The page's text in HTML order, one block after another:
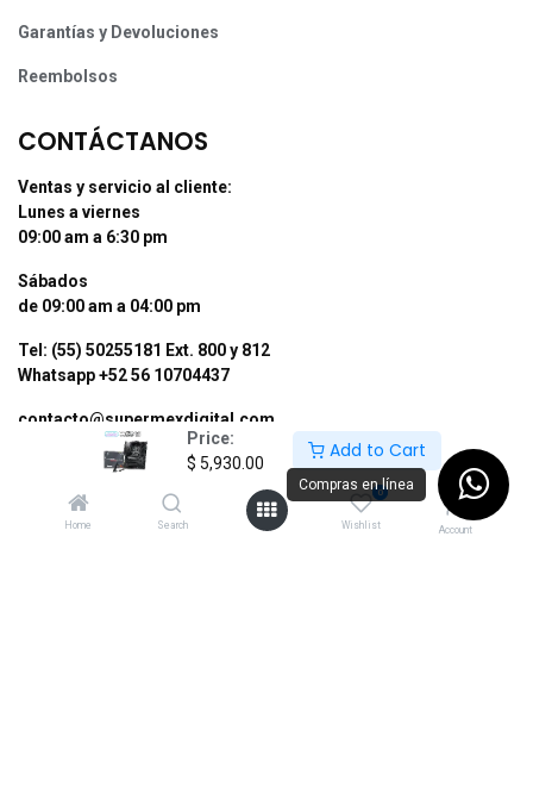
Price:
$ 5,930.00
Add to Cart
Home Search
0
Wishlist Account
Garantías y Devoluciones
Reembolsos
CONTÁCTANOS
Ventas y servicio al cliente:
Lunes a viernes
09:00 am a 6:30 pm
Sábados
de 09:00 am a 04:00 pm
Tel: (55) 50255181 Ext. 800 y 812
Whatsapp +52 56 10704437
contacto@supermexdigital.com
¡SÍGUENOS EN NUESTRAS REDES
SOCIALES!
Compras en línea